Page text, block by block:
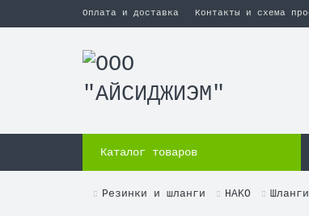
Оплата и доставка Контакты и схема
Каталог товаров
Резинки и шланги HAKO